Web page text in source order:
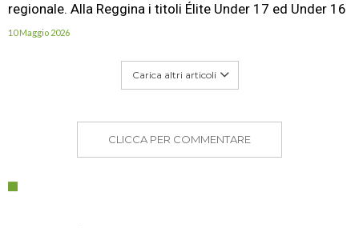
regionale. Alla Reggina i titoli Élite Under 17 ed Under 16
10 Maggio 2026
Carica altri articoli
CLICCA PER COMMENTARE